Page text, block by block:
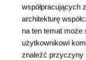
współpracujących
architekturę
na ten temat może
użytkownikowi
znaleźć przyczyny